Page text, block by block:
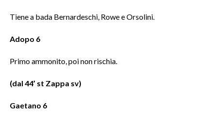
Tiene a bada Bernardeschi, Rowe e Orsolini.
Adopo 6
Primo ammonito, poi non rischia.
(dal 44’ st Zappa sv)
Gaetano 6